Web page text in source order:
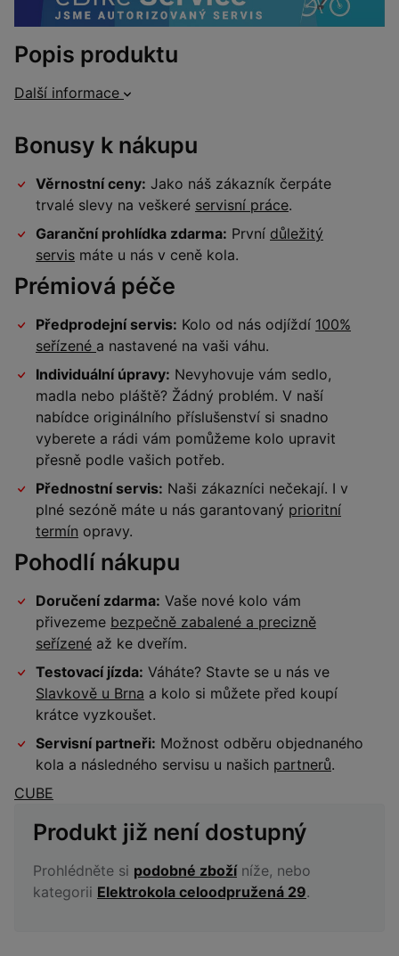
Popis produktu
Další informace
Bonusy k nákupu
Věrnostní ceny: Jako náš zákazník čerpáte
trvalé slevy na veškeré servisní práce.
Garanční prohlídka zdarma: První důležitý
servis máte u nás v ceně kola.
Prémiová péče
Předprodejní servis: Kolo od nás odjíždí 100%
seřízené a nastavené na vaši váhu.
Individuální úpravy: Nevyhovuje vám sedlo,
madla nebo pláště? Žádný problém. V naší
nabídce originálního příslušenství si snadno
vyberete a rádi vám pomůžeme kolo upravit
přesně podle vašich potřeb.
Přednostní servis: Naši zákazníci nečekají. I v
plné sezóně máte u nás garantovaný prioritní
termín opravy.
Pohodlí nákupu
Doručení zdarma: Vaše nové kolo vám
přivezeme bezpečně zabalené a precizně
seřízené až ke dveřím.
Testovací jízda: Váháte? Stavte se u nás ve
Slavkově u Brna a kolo si můžete před koupí
krátce vyzkoušet.
Servisní partneři: Možnost odběru objednaného
kola a následného servisu u našich partnerů.
CUBE
Produkt již není dostupný
Prohlédněte si podobné zbožíníže, nebo
kategorii Elektrokola celoodpružená 29.